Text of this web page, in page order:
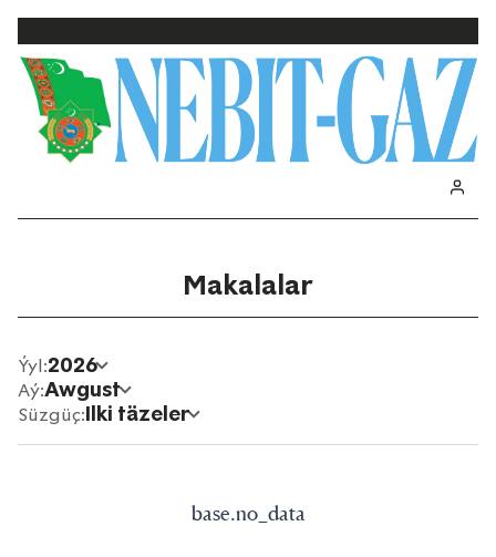
Makalalar
Ýyl:2026
Aý:Awgust
Süzgüç:Ilki täzeler
base.no_data